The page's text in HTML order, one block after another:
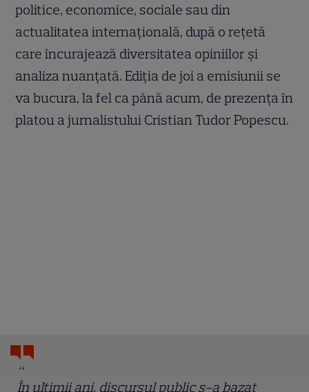
politice, economice, sociale sau din
actualitatea internațională, după o rețetă
care încurajează diversitatea opiniilor și
analiza nuanțată. Ediția de joi a emisiunii se
va bucura, la fel ca până acum, de prezența în
platou a jurnalistului Cristian Tudor Popescu.
“
În ultimii ani, discursul public s-a bazat